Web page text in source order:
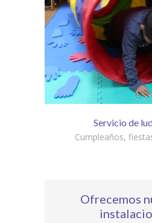
Servicio de
Cumpleaños,
Ofrecemos